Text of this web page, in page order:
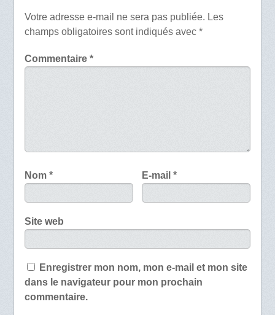
Votre adresse e-mail ne sera pas publiée. Les
champs obligatoires sont indiqués avec *
Commentaire *
Nom * E-mail*
Site web
Enregistrer mon nom, mon e-mail et mon site
dans le navigateur pour mon prochain
commentaire.